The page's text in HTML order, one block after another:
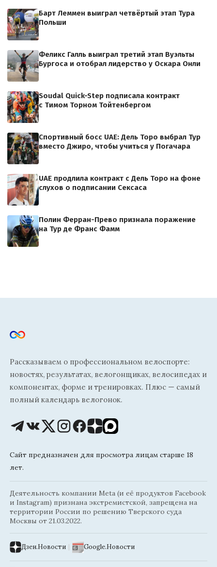
Барт Леммен выиграл четвёртый этап Тура
Польши
Феликс Галль выиграл третий этап Вуэльты
Бургоса и отобрал лидерство у Оскара Онли
Soudal Quick-Step подписала контракт
с Тимом Торном Тойтенбергом
Спортивный босс UAE: Дель Торо выбрал Тур
вместо Джиро, чтобы учиться у Погачара
UAE продлила контракт с Дель Торо на фоне
слухов о подписании Сексаса
Полин Ферран-Прево признала поражение
на Тур де Франс Фамм
Рассказываем о профессиональном велоспорте:
новостях, результатах, велогонщиках, велосипедах и
компонентах, форме и тренировках. Плюс — самый
полный календарь велогонок.
Сайт предназначен для просмотра лицам старше 18
лет.
Деятельность компании Meta (и её продуктов Facebook
и Instagram) признана экстремистской, запрещена на
территории России по решению Тверского суда
Москвы от 21.03.2022.
Дзен.Новости | Google.Новости